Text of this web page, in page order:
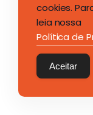
cookies.
leia nossa
Política de
Aceitar